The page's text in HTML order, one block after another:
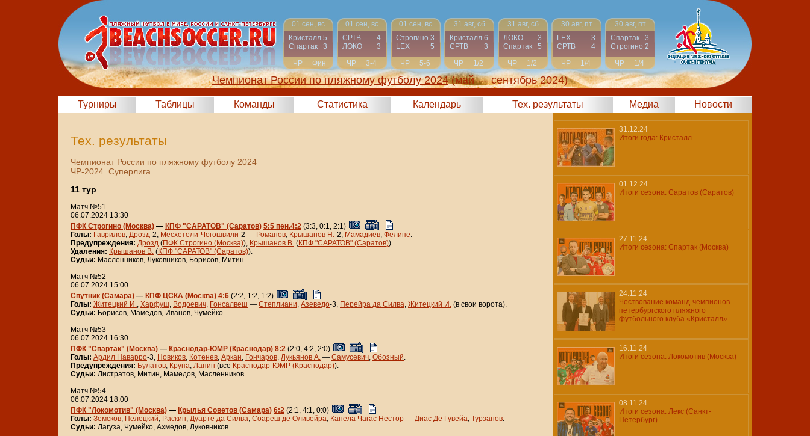
01 сен, вс
Кристалл 5
Спартак
3
ЧР
Фин
01 сен, вс
СРТВ
4
ЛОКО
3
ЧР
3-4
01 сен, вс
Строгино 3
LEX
5
ЧР
5-6
31 авг, сб
Кристалл 6
СРТВ
3
ЧР
1/2
31 авг, сб
ЛОКО
3
Спартак
5
ЧР
1/2
30 авг, пт
LEX
3
СРТВ
4
ЧР
1/4
30 авг, пт
Спартак
3
Строгино 2
ЧР
1/4
Чемпионат России по пляжному футболу 2024 (май — сентябрь 2024)
Турниры Таблицы Команды Статистика Календарь Тех. результаты Медиа Новости
Тех. результаты
Чемпионат России по пляжному футболу 2024
ЧР-2024. Суперлига
11 тур
Матч №51
06.07.2024 13:30
ПФК Строгино (Москва) — КПФ "САРАТОВ" (Саратов) 5:5 пен.4:2 (3:3, 0:1, 2:1)
Голы: Гаврилов, Дрозд-2, Месхетели-Чогошвили-2 — Романов, Крышанов Н.-2, Мамадиев, Фелипе.
Предупреждения: Дрозд (ПФК Строгино (Москва)), Крышанов В. (КПФ "САРАТОВ" (Саратов)).
Удаления: Крышанов В. (КПФ "САРАТОВ" (Саратов)).
Судьи: Масленников, Луковников, Борисов, Митин
Матч №52
06.07.2024 15:00
Спутник (Самара) — КПФ ЦСКА (Москва) 4:6 (2:2, 1:2, 1:2)
Голы: Житецкий И., Харфуш, Водоевич, Гонсалвеш — Степлиани, Азеведо-3, Перейра да Силва, Житецкий И. (в свои ворота).
Судьи: Борисов, Мамедов, Иванов, Чумейко
Матч №53
06.07.2024 16:30
ПФК "Спартак" (Москва) — Краснодар-ЮМР (Краснодар) 8:2 (2:0, 4:2, 2:0)
Голы: Ардил Наварро-3, Новиков, Котенев, Аркан, Гончаров, Лукьянов А. — Самусевич, Обозный.
Предупреждения: Булатов, Крупа, Лапин (все Краснодар-ЮМР (Краснодар)).
Судьи: Листратов, Митин, Мамедов, Масленников
Матч №54
06.07.2024 18:00
ПФК "Локомотив" (Москва) — Крылья Советов (Самара) 6:2 (2:1, 4:1, 0:0)
Голы: Земсков, Пелецкий, Раскин, Дуарте да Силва, Соареш де Оливейра, Канела Чагас Нестор — Диас Де Гувейа, Турзанов.
Судьи: Лагуза, Чумейко, Ахмедов, Луковников
31.12.24
Итоги года: Кристалл
01.12.24
Итоги сезона: Саратов (Саратов)
27.11.24
Итоги сезона: Спартак (Москва)
24.11.24
Чествование команд-чемпионов
петербургского пляжного
футбольного клуба «Кристалл».
16.11.24
Итоги сезона: Локомотив (Москва)
08.11.24
Итоги сезона: Лекс (Санкт-
Петербург)